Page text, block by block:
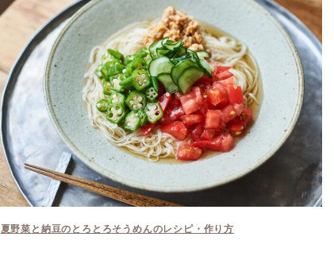
夏野菜と納豆のとろとろそうめんのレシピ・作り方